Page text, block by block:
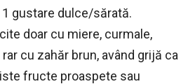
gustare dulce/sărată.
doar cu miere, curmale,
cu zahăr brun, având grijă ca
fructe proaspete sau